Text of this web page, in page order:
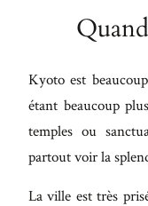
Kyoto est
étant beaucoup
temples ou
partout voir la
La ville est très